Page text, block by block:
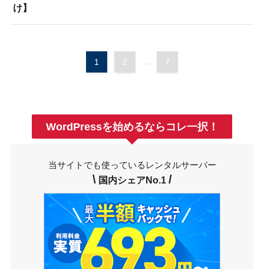
け】
1 2 ... 7
WordPressを始めるならコレ一択！
当サイトでも使っているレンタルサーバー
\ 国内シェアNo.1 /